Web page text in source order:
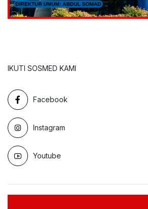
IKUTI SOSMED KAMI
Facebook
Instagram
Youtube